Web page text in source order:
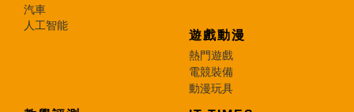
汽車
人工智能
遊戲動漫
熱門遊戲
電競裝備
動漫玩具